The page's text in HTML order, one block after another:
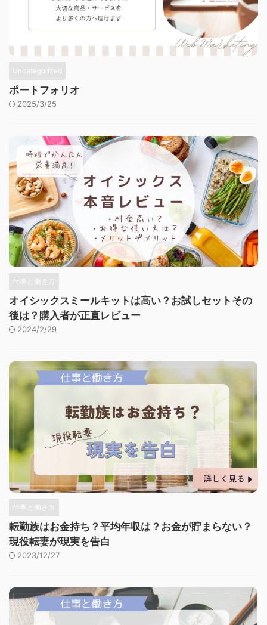
Uncategorized
ポートフォリオ
2025/3/25
仕事と働き方
オイシックスミールキットは高い？お試しセットその
後は？購入者が正直レビュー
2024/2/29
仕事と働き方
転勤族はお金持ち？平均年収は？お金が貯まらない？
現役転妻が現実を告白
2023/12/27